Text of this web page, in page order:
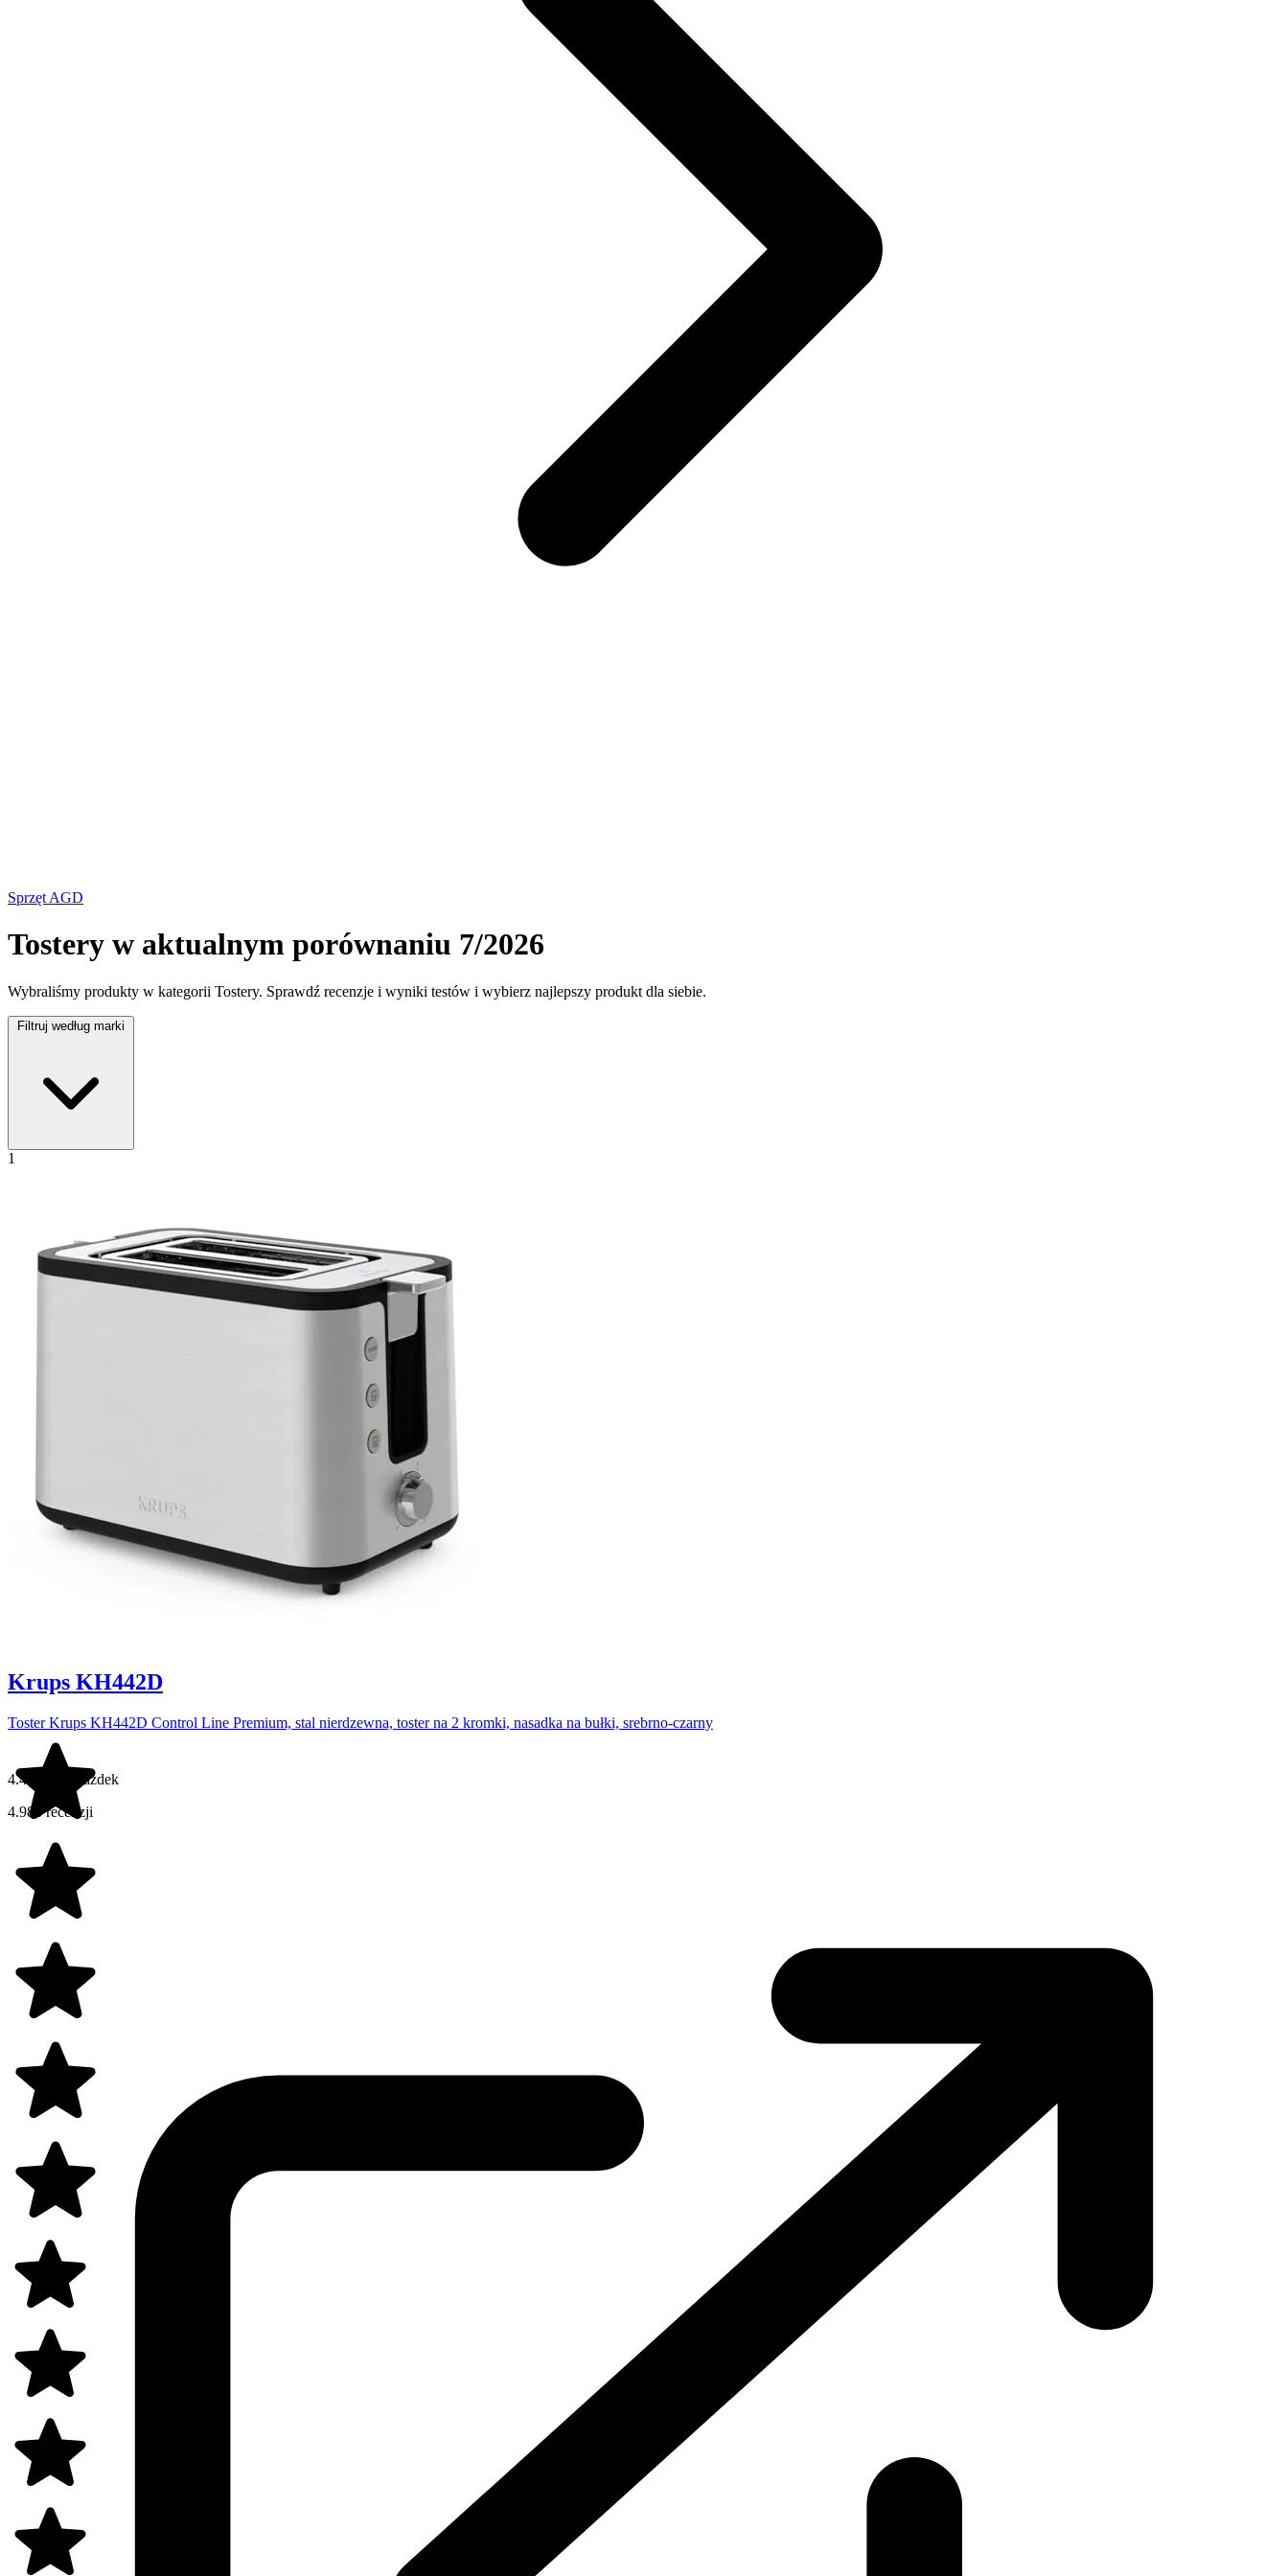
Sprzęt AGD
Tostery w aktualnym porównaniu 7/2026
Wybraliśmy produkty w kategorii Tostery. Sprawdź recenzje i wyniki testów i wybierz najlepszy produkt dla siebie.
1
Krups KH442D
Toster Krups KH442D Control Line Premium, stal nierdzewna, toster na 2 kromki, nasadka na bułki, srebrno-czarny
4.4 na 5 gwiazdek
4.988 recenzji